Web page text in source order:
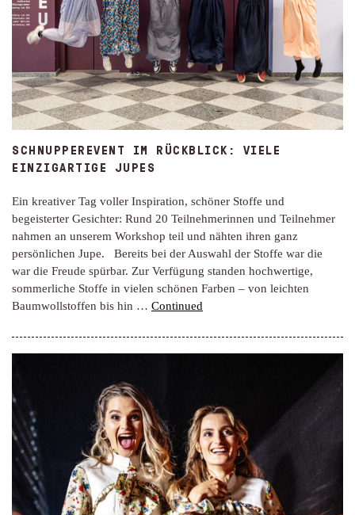
SCHNUPPEREVENT IM RÜCKBLICK: VIELE
EINZIGARTIGE JUPES
Ein kreativer Tag voller Inspiration, schöner Stoffe und
begeisterter Gesichter: Rund 20 Teilnehmerinnen und Teilnehmer
nahmen an unserem Workshop teil und nähten ihren ganz
persönlichen Jupe. Bereits bei der Auswahl der Stoffe war die
war die Freude spürbar. Zur Verfügung standen hochwertige,
sommerliche Stoffe in vielen schönen Farben – von leichten
Baumwollstoffen bis hin … Continued